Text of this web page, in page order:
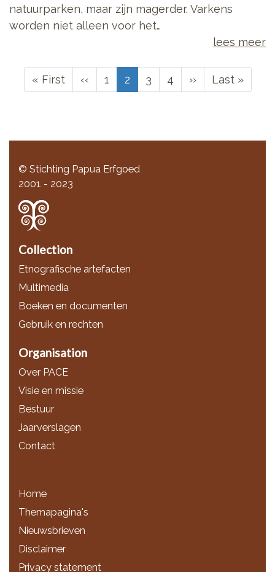
natuurparken, maar zijn magerder. Varkens
worden niet alleen voor het…
lees meer
Paginering
Eerste
pagina
« First
Vorige
pagina
‹‹ Page
1
Huidige
pagina
2 Page
3 Page
4
Volgende
pagina
››
Laatste
pagina
Last »
© Stichting Papua Erfgoed
2001 - 2023
Collection
Etnografische artefacten
Multimedia
Boeken en documenten
Gebruik en rechten
Organisation
Over PACE
Visie en missie
Bestuur
Jaarverslagen
Contact
Home
Themapagina's
Nieuwsbrieven
Disclaimer
Privacy statement